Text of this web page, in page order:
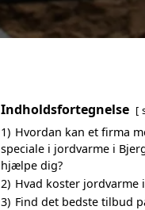
Indholdsfortegnelse
1) Hvordan kan et firma
speciale i jordvarme i
hjælpe dig?
2) Hvad koster jordvarme
3) Find det bedste tilbud